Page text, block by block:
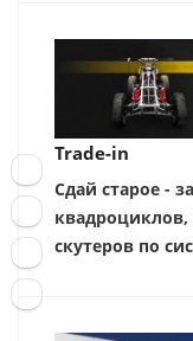
Trade-in
Сдай старое -
скутеров по